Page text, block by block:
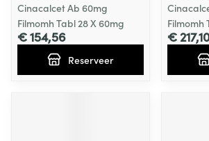
Cinacalcet Ab 60mg
Filmomh Tabl 28 X 60mg
€ 154,56
Reserveer
Filmomh
€